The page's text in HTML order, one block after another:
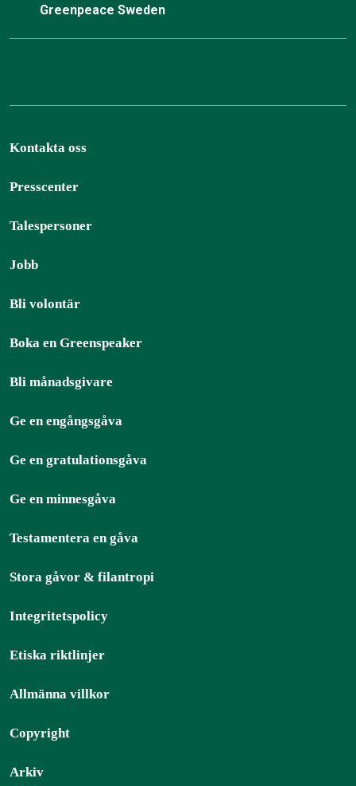
Greenpeace Sweden
Kontakta oss
Presscenter
Talespersoner
Jobb
Bli volontär
Boka en Greenspeaker
Bli månadsgivare
Ge en engångsgåva
Ge en gratulationsgåva
Ge en minnesgåva
Testamentera en gåva
Stora gåvor & filantropi
Integritetspolicy
Etiska riktlinjer
Allmänna villkor
Copyright
Arkiv